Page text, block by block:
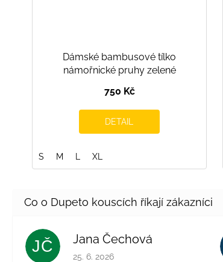
Dámské bambusové tílko
námořnické pruhy zelené
750 Kč
DETAIL
S M XL
JČ Jana Čechová
Hodnocení obchodu je 5 z 5 hvězdiček.
25. 6. 2026